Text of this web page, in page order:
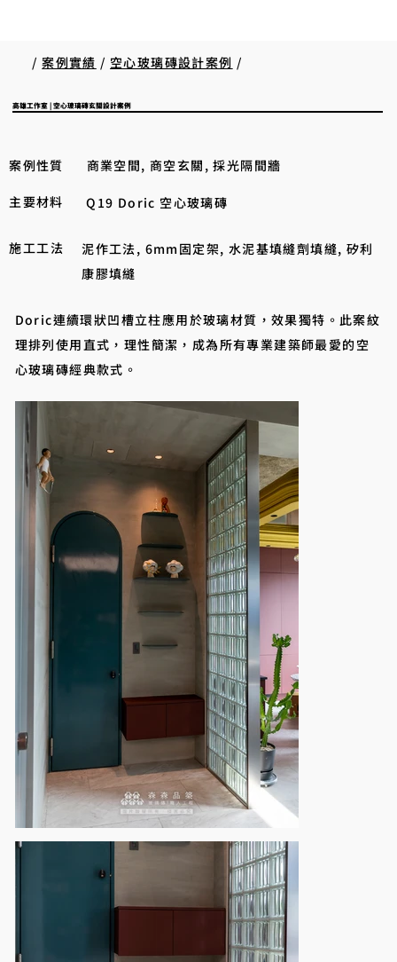
/案例實績 / 空心玻璃磚設計案例 /
Doric連續環狀凹槽立柱應用於玻璃材質，效果獨特。此案紋
理排列使用直式，理性簡潔，成為所有專業建築師最愛的空
心玻璃磚經典款式。
案例性質 商業空間, 商空玄關, 採光隔間牆
主要材料 Q19 Doric 空心玻璃磚
施工工法
泥作工法, 6mm固定架, 水泥基填縫劑填縫, 矽利
康膠填縫
高雄工作室 | 空心玻璃磚玄關設計案例